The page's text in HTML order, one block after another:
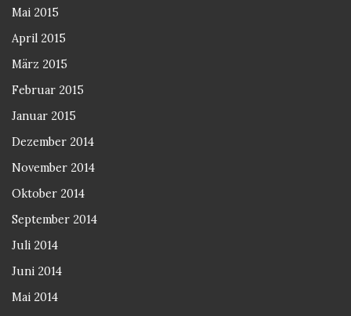
Mai 2015
April 2015
März 2015
Februar 2015
Januar 2015
Dezember 2014
November 2014
Oktober 2014
September 2014
Juli 2014
Juni 2014
Mai 2014